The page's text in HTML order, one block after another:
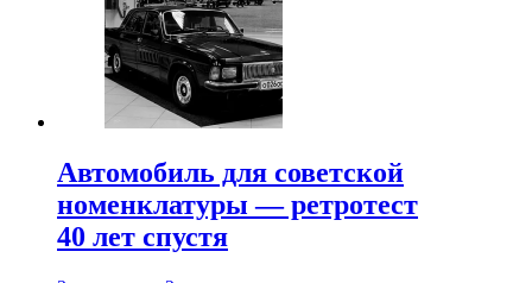
Автомобиль для советской
номенклатуры — ретротест
40 лет спустя